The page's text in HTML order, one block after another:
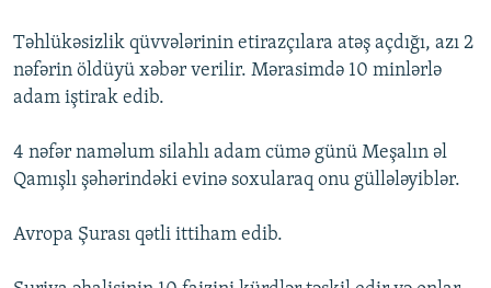
VIDEO
FOTOQALEREYA
KARIKATURA
RADIO ARXIV
OXU ZALI
İSLAM VƏ DEMOKRATIYA
HAQQIMIZDA
PEŞƏ ETIKASI VƏ JURNALISTIKA STANDARTLARIMIZ
AZADLIQRADIOSU MOBIL TELEFONUNUZDA
BIZIMLƏ ƏLAQƏ
BIZI IZLƏ
RFE/RL-in bütün saytları
Təhlükəsizlik qüvvələrinin etirazçılara atəş açdığı, azı 2
nəfərin öldüyü xəbər verilir. Mərasimdə 10 minlərlə
adam iştirak edib.
4 nəfər naməlum silahlı adam cümə günü Meşalın əl
Qamışlı şəhərindəki evinə soxularaq onu güllələyiblər.
Avropa Şurası qətli ittiham edib.